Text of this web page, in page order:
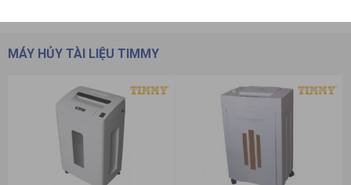
MÁY HỦY TÀI LIỆU TIMMY